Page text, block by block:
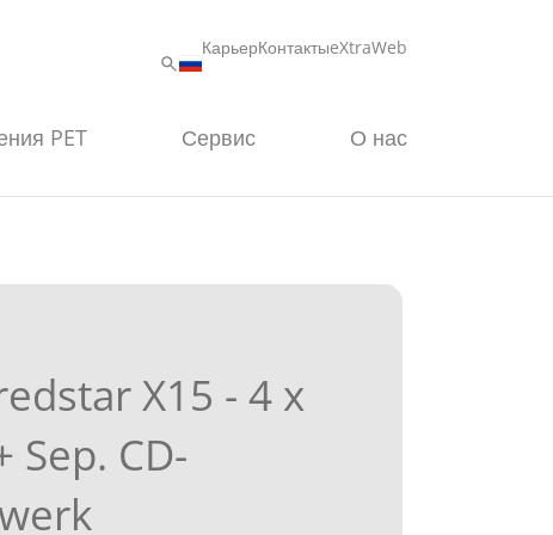
КарьерКонтактыeXtraWeb
PET Сервис О нас
X15 - 4 x
Sep. CD-